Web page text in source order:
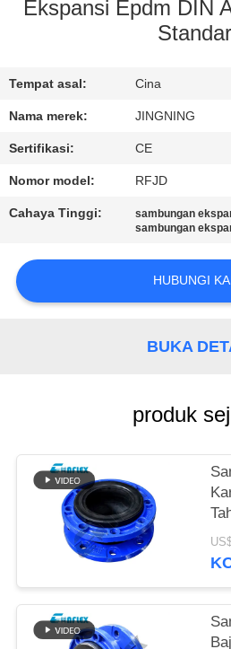
PABRIK
KUALITAS
HUBUNGI
KAMI
PERMINTAAN
KEBIJAKAN
PRIVASI
Ekspansi Epdm DIN
Tempat asal: Cina
Nama merek: JINGNING
Sertifikasi: CE
Nomor model: RFJD
Cahaya Tinggi: sambungan
sambungan
HUBUNGI
BUKA
produk